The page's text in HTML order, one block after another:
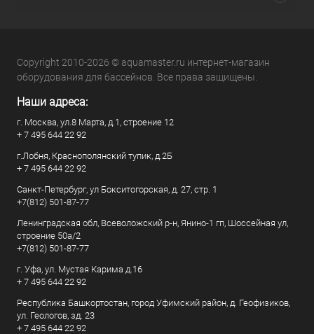
Copyright 2010-2026 © aquamaster.ru интернет-магазин
оборудования для бассейнов. Все права защищены.
Наши адреса:
г. Москва, ул.8 Марта, д.1, строение 12
+ 7 495 644 22 92
г.Лобня, Краснополянский тупик, д.2Б
+ 7 495 644 22 92
Санкт-Петербург, ул Бокситогорская, д. 27, стр. 1
+7(812) 501-87-77
Ленинградская обл, Всеволожский р-н, Янино-1 гп, Шоссейная ул,
строение 50а/2
+7(812) 501-87-77
г. Уфа, ул. Мустая Карима д.16
+ 7 495 644 22 92
Республика Башкортостан, город Уфимский район, д. Геофизиков,
ул. Геологов, зд. 23
+ 7 495 644 22 92